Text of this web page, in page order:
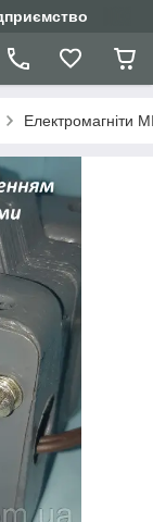
Електромагніти